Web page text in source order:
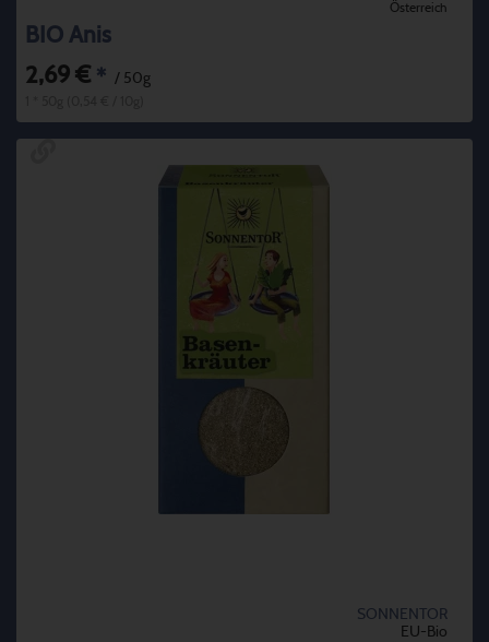
Österreich
BIO Anis
2,69 € * / 50g
SONNENTOR
EU-Bio